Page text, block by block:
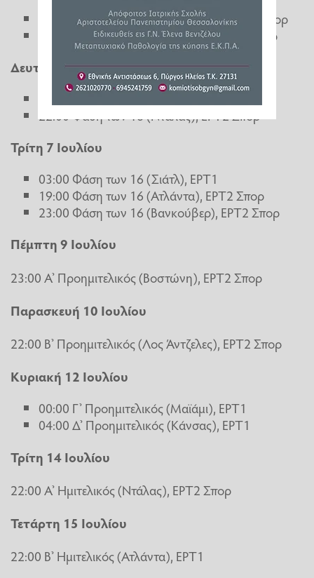
00:00 Φάση των 16 (Φιλαδέλφεια), ΕΡΤ2 Σπορ
23:00 Φάση των 16 (Νέα Υόρκη), ΕΡΤ2 Σπορ
Δευτέρα 6 Ιουλίου
03:00 Φάση των 16 (Μεξικό Σίτι), ΕΡΤ1
22:00 Φάση των 16 (Ντάλας), ΕΡΤ2 Σπορ
Τρίτη 7 Ιουλίου
03:00 Φάση των 16 (Σιάτλ), ΕΡΤ1
19:00 Φάση των 16 (Ατλάντα), ΕΡΤ2 Σπορ
23:00 Φάση των 16 (Βανκούβερ), ΕΡΤ2 Σπορ
Πέμπτη 9 Ιουλίου
23:00 Α’ Προημιτελικός (Βοστώνη), ΕΡΤ2 Σπορ
Παρασκευή 10 Ιουλίου
22:00 Β’ Προημιτελικός (Λος Άντζελες), ΕΡΤ2 Σπορ
Κυριακή 12 Ιουλίου
00:00 Γ’ Προημιτελικός (Μαϊάμι), ΕΡΤ1
04:00 Δ’ Προημιτελικός (Κάνσας), ΕΡΤ1
Τρίτη 14 Ιουλίου
22:00 Α’ Ημιτελικός (Ντάλας), ΕΡΤ2 Σπορ
Τετάρτη 15 Ιουλίου
22:00 Β’ Ημιτελικός (Ατλάντα), ΕΡΤ1